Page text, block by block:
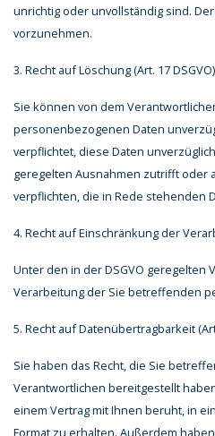
unrichtig oder unvollständig sind.
vorzunehmen.
3. Recht auf Löschung (Art. 17 DSGVO)
Sie können von dem
personenbezogenen Daten
verpflichtet, diese Daten
geregelten Ausnahmen zutrifft oder
verpflichten, die in Rede stehenden
4. Recht auf Einschränkung der
Unter den in der DSGVO
Verarbeitung der Sie betreffenden
5. Recht auf Datenübertragbarkeit
Sie haben das Recht, die Sie
Verantwortlichen bereitgestellt
einem Vertrag mit Ihnen beruht, in
Format zu erhalten. Außerdem